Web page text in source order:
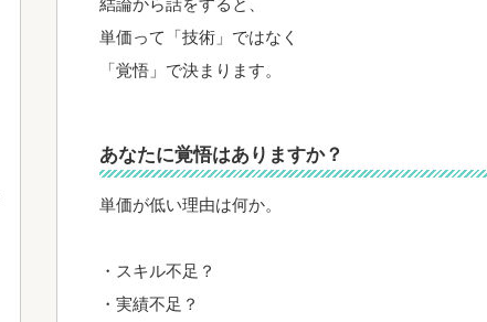
結論から話をすると、
単価って「技術」ではなく
「覚悟」で決まります。
あなたに覚悟はありますか？
単価が低い理由は何か。
・スキル不足？
・実績不足？